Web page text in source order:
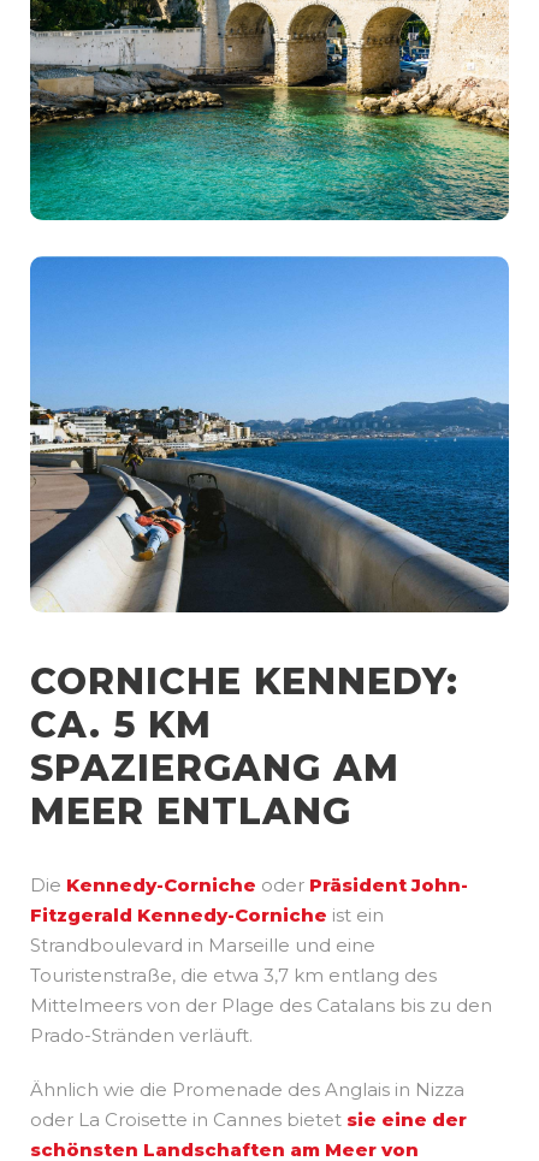
CORNICHE KENNEDY:
CA. 5 KM
SPAZIERGANG AM
MEER ENTLANG
Die Kennedy-Corniche oder Präsident John-
Fitzgerald Kennedy-Corniche ist ein
Strandboulevard in Marseille und eine
Touristenstraße, die etwa 3,7 km entlang des
Mittelmeers von der Plage des Catalans bis zu den
Prado-Stränden verläuft.
Ähnlich wie die Promenade des Anglais in Nizza
oder La Croisette in Cannes bietet sie eine der
schönsten Landschaften am Meer von